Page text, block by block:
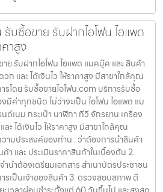
บซื้อขาย รับฝากไอโฟน ไอแพด
าสูง
ย รับฝากไอโฟน ไอแพด แมคบุ๊ค และ สินค้า
ก และ ได้เงินไว ให้ราคาสูง มีสาขาใกล้คุณ
รโดย รับซื้อขายไอโฟน.com บริการรับซื้อ
มีค่าทุกชนิด ไม่ว่าจะเป็น ไอโฟน ไอแพด แม
เนม กระเป๋า นาฬิกา ทีวี จักรยาน เครื่อง
ละ ได้เงินไว ให้ราคาสูง มีสาขาใกล้คุณ
วามประสงค์ของท่าน : ว่าต้องการนำสินค้า
า และ ประเมินราคาสินค้าในเบื้องต้น 2.
ำต้องเตรียมเอกสาร สำเนาบัตรประชาชน
รเป็นเจ้าของสินค้า 3. ตรวจสอบสภาพ ตี